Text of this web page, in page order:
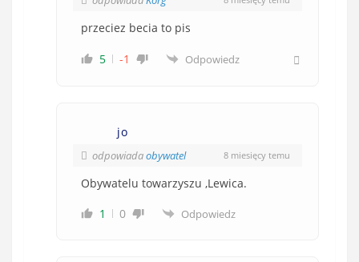
przeciez becia to pis
5 -1 Odpowiedz
jo
odpowiadaobywatel 8 miesięcy temu
Obywatelu towarzyszu ,Lewica.
1
0 Odpowiedz